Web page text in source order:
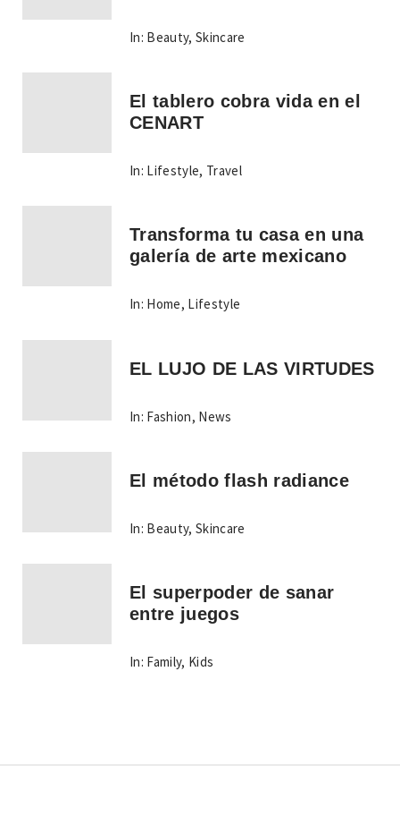
In: Beauty,Skincare
El tablero cobra vida en el
CENART
In: Lifestyle, Travel
Transforma tu casa en una
galería de arte mexicano
In: Home, Lifestyle
EL LUJO DE LAS VIRTUDES
In: Fashion, News
El método flash radiance
In: Beauty,Skincare
El superpoder de sanar
entre juegos
In: Family, Kids